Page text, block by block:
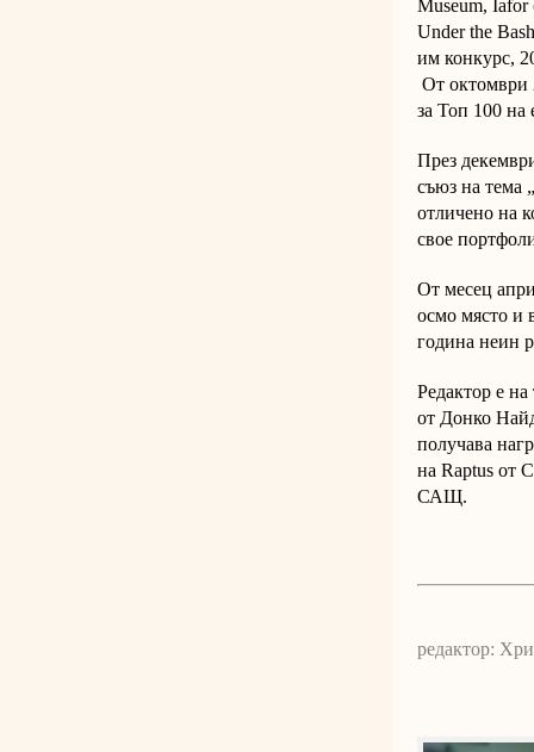
Museum,
Under the
им конкурс,
От октомври
за Топ 100 на
През
съюз на тема
отличено на
свое
От месец
осмо място и
година неин
Редактор е
от Донко
получава
на Raptus от
САЩ.
редактор: